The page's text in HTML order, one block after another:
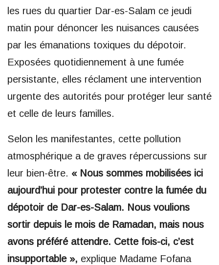
les rues du quartier Dar-es-Salam ce jeudi
matin pour dénoncer les nuisances causées
par les émanations toxiques du dépotoir.
Exposées quotidiennement à une fumée
persistante, elles réclament une intervention
urgente des autorités pour protéger leur santé
et celle de leurs familles.
Selon les manifestantes, cette pollution
atmosphérique a de graves répercussions sur
leur bien-être. « Nous sommes mobilisées ici
aujourd’hui pour protester contre la fumée du
dépotoir de Dar-es-Salam. Nous voulions
sortir depuis le mois de Ramadan, mais nous
avons préféré attendre. Cette fois-ci, c’est
insupportable », explique Madame Fofana